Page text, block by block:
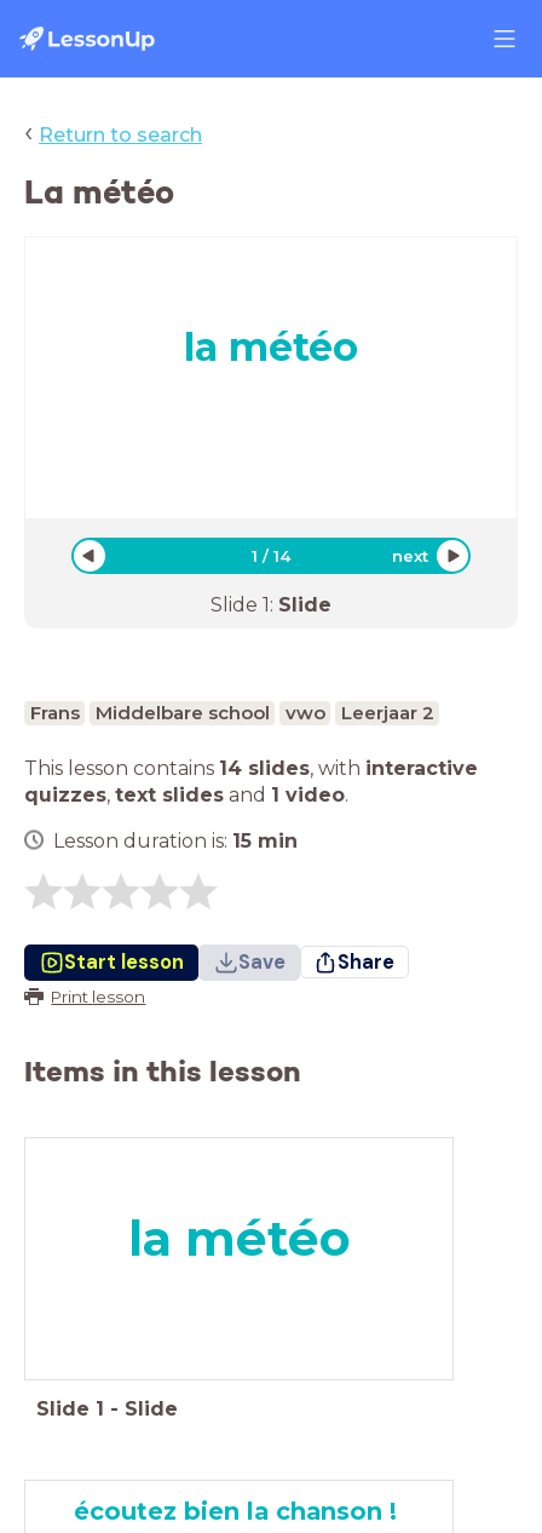
‹ Return to search
La météo
la météo
1 /14 next
Slide 1: Slide
Frans Middelbare school vwo Leerjaar 2
This lesson contains 14 slides, with interactive
quizzes, text slides and 1 video.
Lesson duration is: 15 min
Start lesson Save Share
Print lesson
Items in this lesson
la météo
Slide 1 - Slide
écoutez bien la chanson !